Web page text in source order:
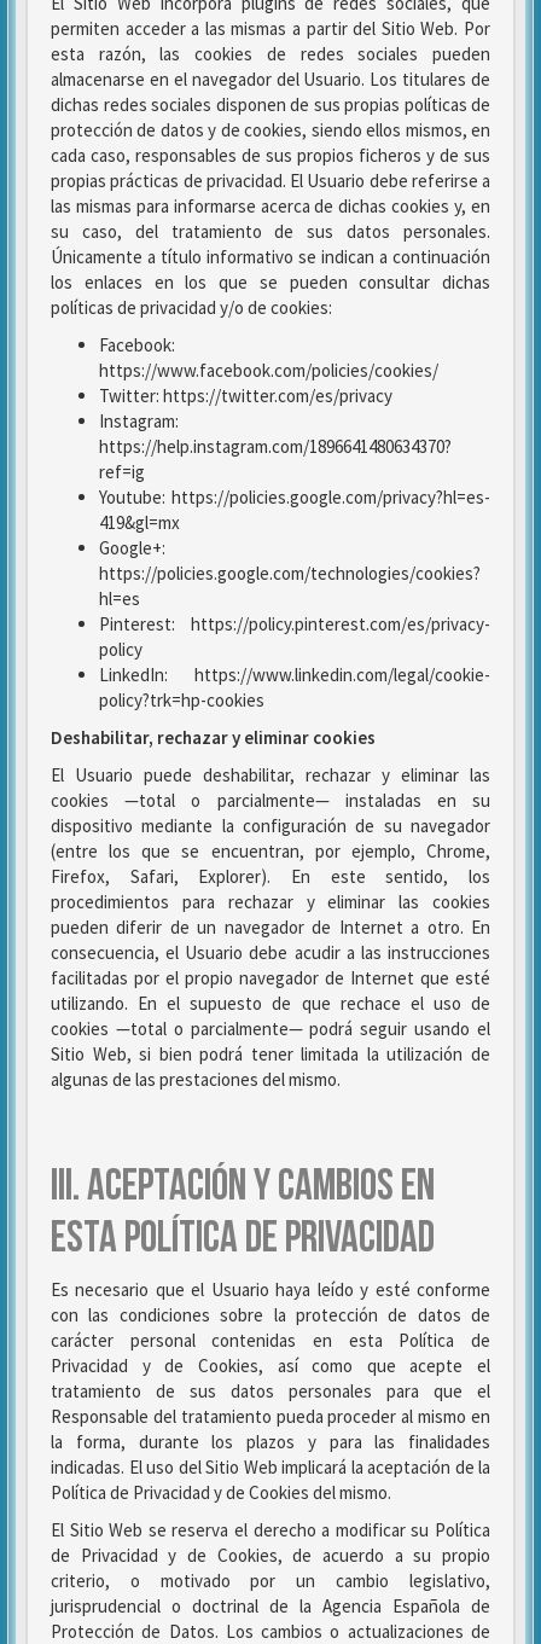
permiten acceder a las mismas a partir del Sitio Web. Por
esta razón, las cookies de redes sociales pueden
almacenarse en el navegador del Usuario. Los titulares de
dichas redes sociales disponen de sus propias políticas de
protección de datos y de cookies, siendo ellos mismos, en
cada caso, responsables de sus propios ficheros y de sus
propias prácticas de privacidad. El Usuario debe referirse a
las mismas para informarse acerca de dichas cookies y, en
su caso, del tratamiento de sus datos personales.
Únicamente a título informativo se indican a continuación
los enlaces en los que se pueden consultar dichas
políticas de privacidad y/o de cookies:
Facebook:
https://www.facebook.com/policies/cookies/
Twitter: https://twitter.com/es/privacy
Instagram:
https://help.instagram.com/1896641480634370?
ref=ig
Youtube: https://policies.google.com/privacy?hl=es-
419&gl=mx
Google+:
https://policies.google.com/technologies/cookies?
hl=es
Pinterest: https://policy.pinterest.com/es/privacy-
policy
LinkedIn: https://www.linkedin.com/legal/cookie-
policy?trk=hp-cookies
Deshabilitar, rechazar y eliminar cookies
El Usuario puede deshabilitar, rechazar y eliminar las
cookies —total o parcialmente— instaladas en su
dispositivo mediante la configuración de su navegador
(entre los que se encuentran, por ejemplo, Chrome,
Firefox, Safari, Explorer). En este sentido, los
procedimientos para rechazar y eliminar las cookies
pueden diferir de un navegador de Internet a otro. En
consecuencia, el Usuario debe acudir a las instrucciones
facilitadas por el propio navegador de Internet que esté
utilizando. En el supuesto de que rechace el uso de
cookies —total o parcialmente— podrá seguir usando el
Sitio Web, si bien podrá tener limitada la utilización de
algunas de las prestaciones del mismo.
III. ACEPTACIÓN Y CAMBIOS EN
ESTA POLÍTICA DE PRIVACIDAD
Es necesario que el Usuario haya leído y esté conforme
con las condiciones sobre la protección de datos de
carácter personal contenidas en esta Política de
Privacidad y de Cookies, así como que acepte el
tratamiento de sus datos personales para que el
Responsable del tratamiento pueda proceder al mismo en
la forma, durante los plazos y para las finalidades
indicadas. El uso del Sitio Web implicará la aceptación de la
Política de Privacidad y de Cookies del mismo.
El Sitio Web se reserva el derecho a modificar su Política
de Privacidad y de Cookies, de acuerdo a su propio
criterio, o motivado por un cambio legislativo,
jurisprudencial o doctrinal de la Agencia Española de
Protección de Datos. Los cambios o actualizaciones de